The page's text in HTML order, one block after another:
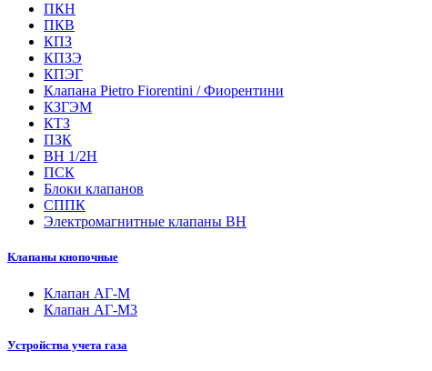
ПКН
ПКВ
КПЗ
КПЗЭ
КПЭГ
Клапана Pietro Fiorentini / Фиорентини
КЗГЭМ
КТЗ
ПЗК
ВН 1/2Н
ПСК
Блоки клапанов
СППК
Электромагнитные клапаны ВН
Клапаны кнопочные
Клапан АГ-М
Клапан АГ-М3
Устройства учета газа